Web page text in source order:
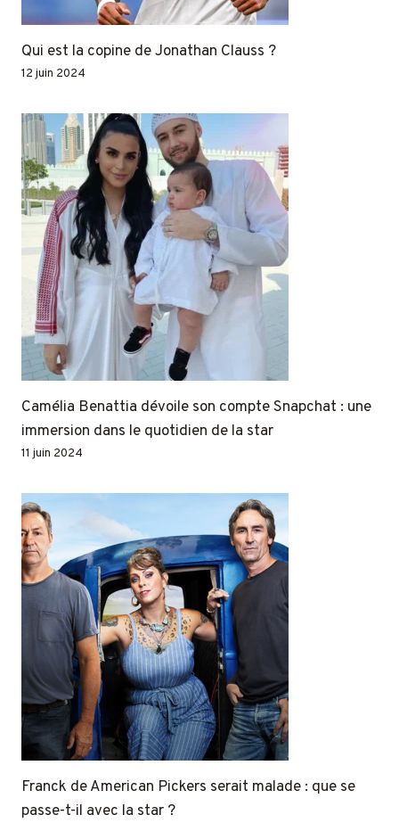
Qui est la copine de Jonathan Clauss ?
12 juin 2024
Camélia Benattia dévoile son compte Snapchat : une
immersion dans le quotidien de la star
11 juin 2024
Franck de American Pickers serait malade : que se
passe-t-il avec la star ?